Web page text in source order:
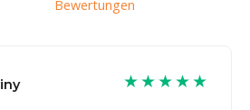
Bewertungen
★★★★★